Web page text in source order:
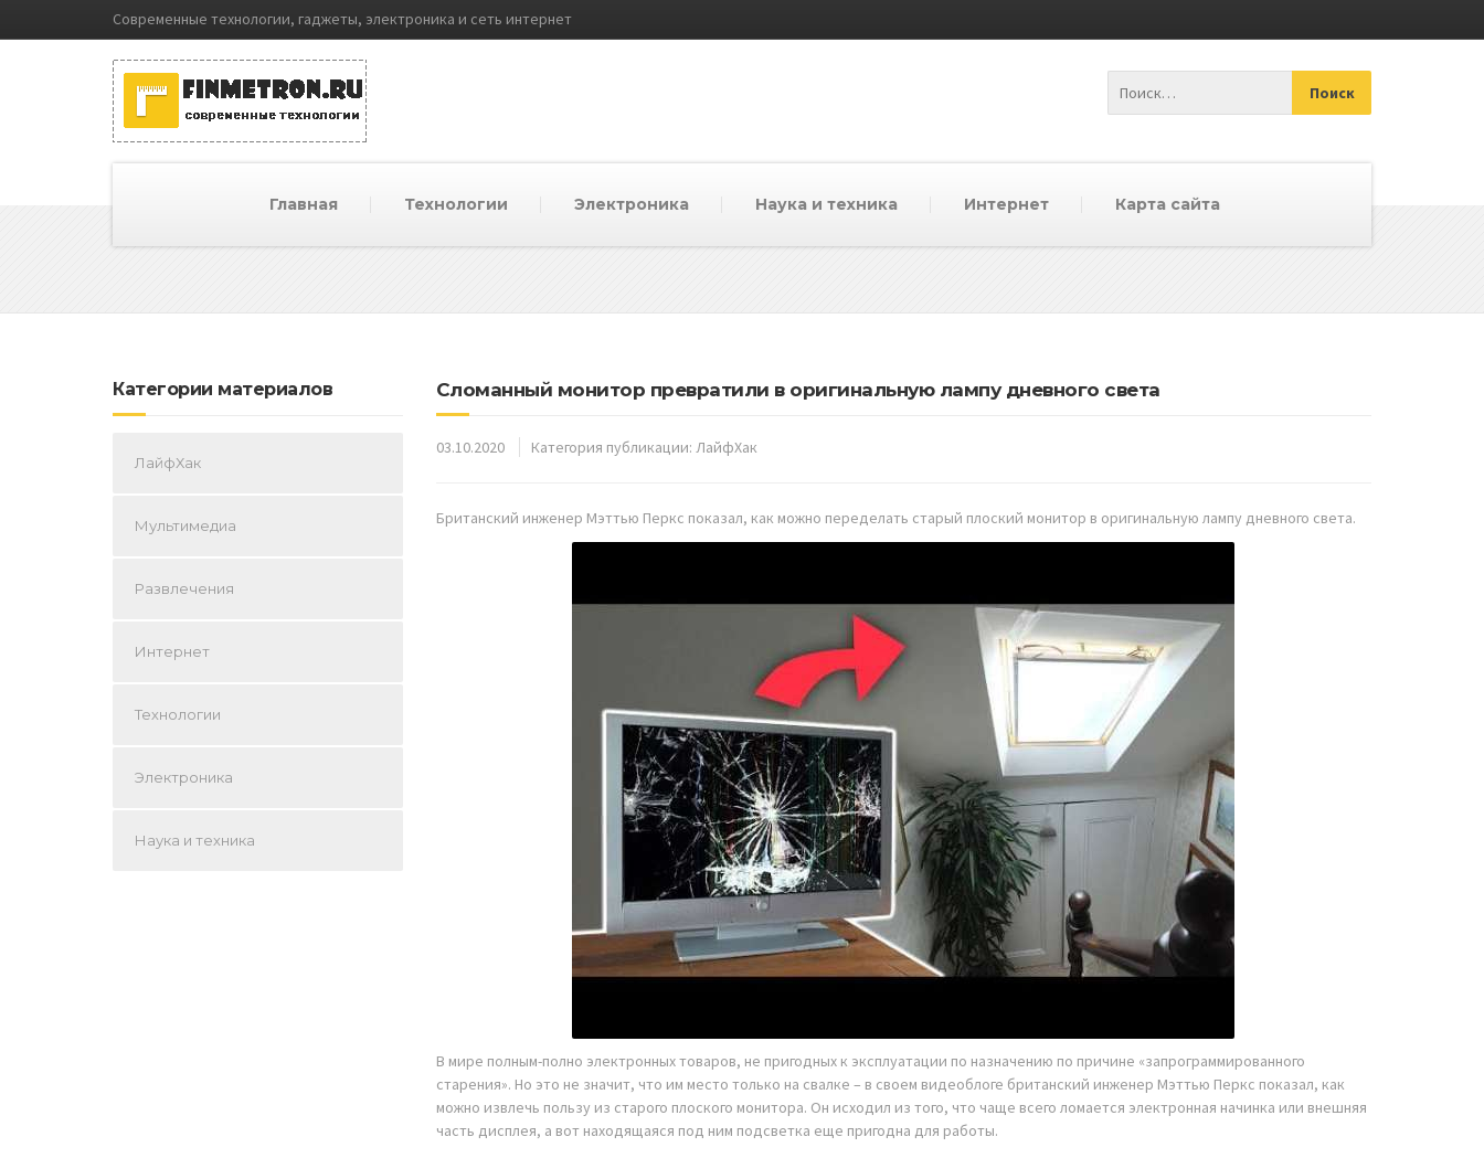
Современные технологии, гаджеты, электроника и сеть интернет
Главная Технологии Электроника Наука и техника Интернет Карта сайта
Сломанный монитор превратили в оригинальную лампу дневного света
03.10.2020 Категория публикации: ЛайфХак
Британский инженер Мэттью Перкс показал, как можно переделать старый плоский монитор в оригинальную лампу дневного света.
В мире полным-полно электронных товаров, не пригодных к эксплуатации по назначению по причине «запрограммированного
старения». Но это не значит, что им место только на свалке – в своем видеоблоге британский инженер Мэттью Перкс показал, как
можно извлечь пользу из старого плоского монитора. Он исходил из того, что чаще всего ломается электронная начинка или внешняя
часть дисплея, а вот находящаяся под ним подсветка еще пригодна для работы.
Категории материалов
ЛайфХак
Мультимедиа
Развлечения
Интернет
Технологии
Электроника
Наука и техника